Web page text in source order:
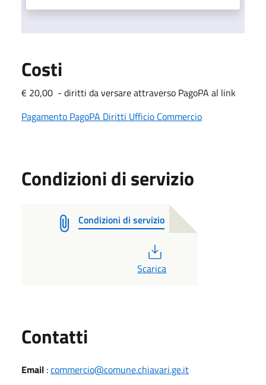
Costi
€ 20,00 - diritti da versare attraverso PagoPA al link
Pagamento PagoPA Diritti Ufficio Commercio
Condizioni di servizio
Condizioni di servizio
Scarica
Contatti
Email :commercio@comune.chiavari.ge.it